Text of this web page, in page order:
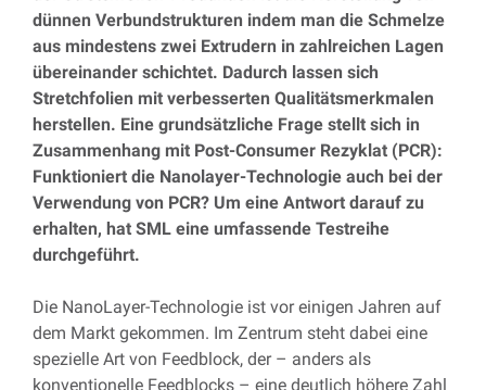
dünnen Verbundstrukturen indem man die Schmelze
aus mindestens zwei Extrudern in zahlreichen Lagen
übereinander schichtet. Dadurch lassen sich
Stretchfolien mit verbesserten Qualitätsmerkmalen
herstellen. Eine grundsätzliche Frage stellt sich in
Zusammenhang mit Post-Consumer Rezyklat (PCR):
Funktioniert die Nanolayer-Technologie auch bei der
Verwendung von PCR? Um eine Antwort darauf zu
erhalten, hat SML eine umfassende Testreihe
durchgeführt.
Die NanoLayer-Technologie ist vor einigen Jahren auf
dem Markt gekommen. Im Zentrum steht dabei eine
spezielle Art von Feedblock, der – anders als
konventionelle Feedblocks – eine deutlich höhere Zahl